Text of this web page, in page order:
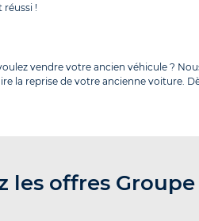
réussi !
vendre votre ancien véhicule ?
la reprise de votre ancienne voiture.
les offres